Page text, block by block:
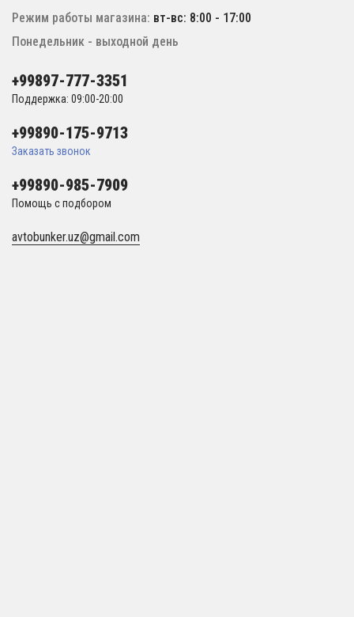
Режим работы магазина: вт-вс: 8:00 - 17:00
Понедельник - выходной день
+99897-777-3351
Поддержка: 09:00-20:00
+99890-175-9713
Заказать звонок
+99890-985-7909
Помощь с подбором
avtobunker.uz@gmail.com